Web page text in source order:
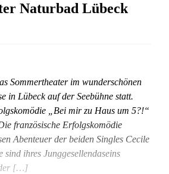
Naturbad Lübeck
Sommertheater im wunderschönen
in Lübeck auf der Seebühne statt.
„Bei mir zu Haus um 5?!“
französische Erfolgskomödie
Abenteuer der beiden Singles Cecile
sind ihres Junggesellendaseins
der […]